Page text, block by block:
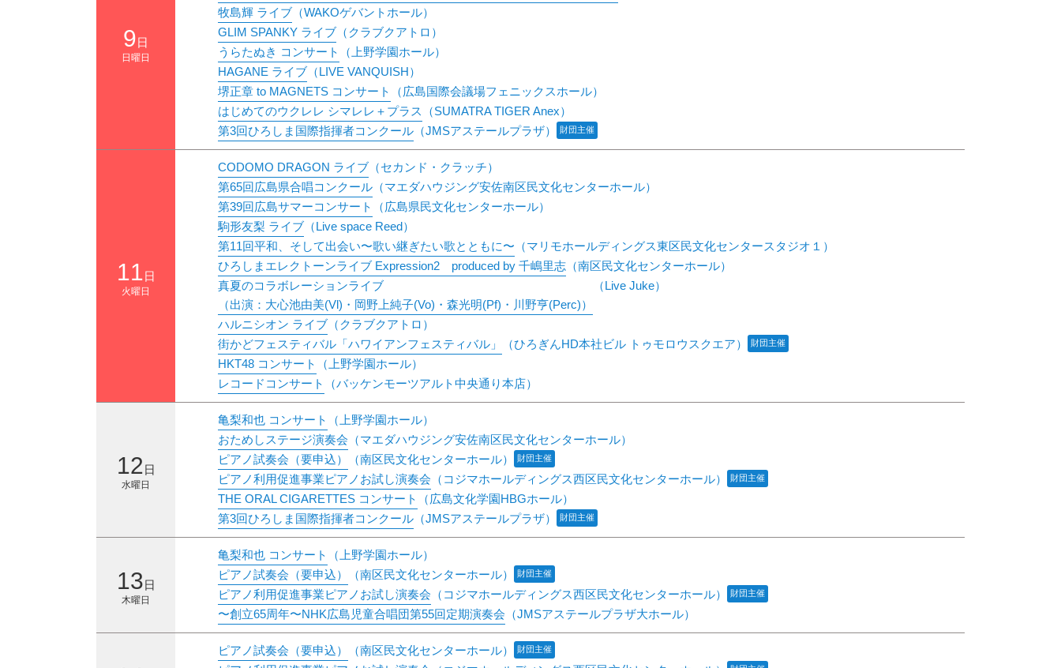
9日
日曜日
牧島輝 ライブ （WAKOゲバントホール）
GLIM SPANKY ライブ （クラブクアトロ）
うらたぬき コンサート
（上野学園ホール）
HAGANE ライブ （LIVE VANQUISH）
堺正章 to MAGNETS コンサート
（広島国際会議場フェニックスホール）
はじめてのウクレレ シマレレ＋プラス
（SUMATRA TIGER Anex）
財団主催
第3回ひろしま国際指揮者コンクール （JMSアステールプラザ）
11 日
火曜日
CODOMO DRAGON ライブ （セカンド・クラッチ）
第65回広島県合唱コンクール （マエダハウジング安佐南区民文化センターホール）
第39回広島サマーコンサート
（広島県民文化センターホール）
駒形友梨 ライブ （Live space Reed）
第11回平和、そして出会い〜歌い継ぎたい歌とともに〜 （マリモホールディングス東区民文化センタースタジオ１）
ひろしまエレクトーンライブ Expression2 produced by 千嶋里志 （南区民文化センターホール）
真夏のコラボレーションライブ
（出演：大心池由美(Vl)・岡野上純子(Vo)・森光明(Pf)・川野亨(Perc)）
（Live Juke）
ハルニシオン ライブ （クラブクアトロ）
財団主催
街かどフェスティバル「ハワイアンフェスティバル」
（ひろぎんHD本社ビル トゥモロウスクエア）
HKT48 コンサート
（上野学園ホール）
レコードコンサート
（バッケンモーツアルト中央通り本店）
12 日
水曜日
亀梨和也 コンサート
（上野学園ホール）
おためしステージ演奏会 （マエダハウジング安佐南区民文化センターホール）
財団主催
ピアノ試奏会（要申込） （南区民文化センターホール）
財団主催
ピアノ利用促進事業ピアノお試し演奏会 （コジマホールディングス西区民文化センターホール）
THE ORAL CIGARETTES コンサート
（広島文化学園HBGホール）
財団主催
第3回ひろしま国際指揮者コンクール （JMSアステールプラザ）
13日
木曜日
亀梨和也 コンサート （上野学園ホール）
財団主催
ピアノ試奏会（要申込） （南区民文化センターホール）
財団主催
ピアノ利用促進事業ピアノお試し演奏会 （コジマホールディングス西区民文化センターホール）
〜創立65周年〜NHK広島児童合唱団第55回定期演奏会 （JMSアステールプラザ大ホール）
財団主催
ピアノ試奏会（要申込） （南区民文化センターホール）